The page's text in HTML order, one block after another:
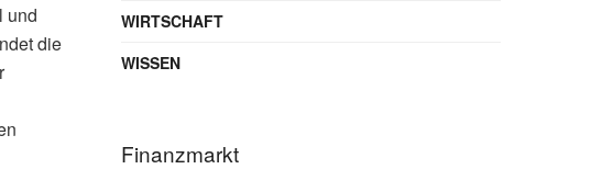
und
die
WIRTSCHAFT
WISSEN
Finanzmarkt